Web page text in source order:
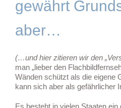
gewährt
aber…
(…und hier zitieren wir den
man „lieber den
Wänden schützt als die eigene
kann sich aber als gefährlicher